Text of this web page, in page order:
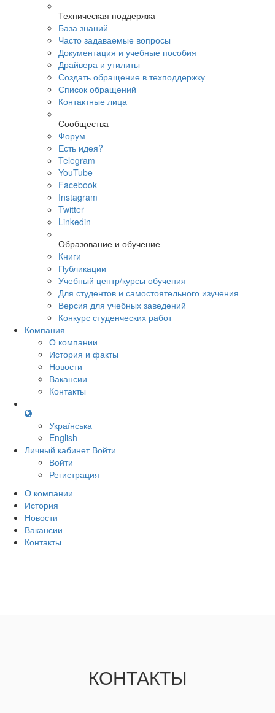
Техническая поддержка
База знаний
Часто задаваемые вопросы
Документация и учебные пособия
Драйвера и утилиты
Создать обращение в техподдержку
Список обращений
Контактные лица
Сообщества
Форум
Есть идея?
Telegram
YouTube
Facebook
Instagram
Twitter
Linkedin
Образование и обучение
Книги
Публикации
Учебный центр/курсы обучения
Для студентов и самостоятельного изучения
Версия для учебных заведений
Конкурс студенческих работ
Компания
О компании
История и факты
Новости
Вакансии
Контакты
Українська
English
Личный кабинет Войти
Войти
Регистрация
О компании
История
Новости
Вакансии
Контакты
КОНТАКТЫ